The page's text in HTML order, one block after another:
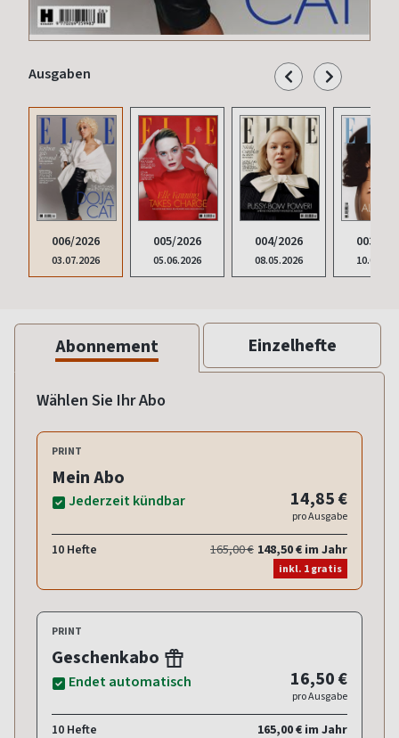
Ausgaben
006/2026
03.07.2026
005/2026
05.06.2026
004/2026
08.05.2026
003/
Abonnement Einzelhefte
Wählen Sie Ihr Abo
PRINT
Mein Abo
Jederzeit kündbar 14,85 €
pro Ausgabe
10 Hefte 165,00 € 148,50 € im Jahr
inkl. 1 gratis
PRINT
Geschenkabo
Endet automatisch 16,50 €
pro Ausgabe
10 Hefte 165,00 € im Jahr